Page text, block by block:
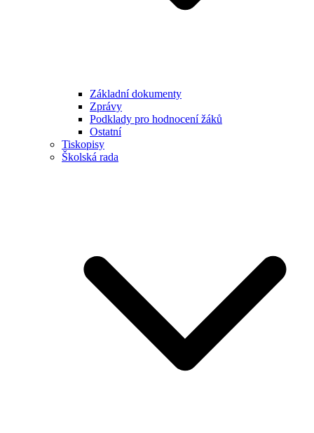
Základní dokumenty
Zprávy
Podklady pro hodnocení žáků
Ostatní
Tiskopisy
Školská rada